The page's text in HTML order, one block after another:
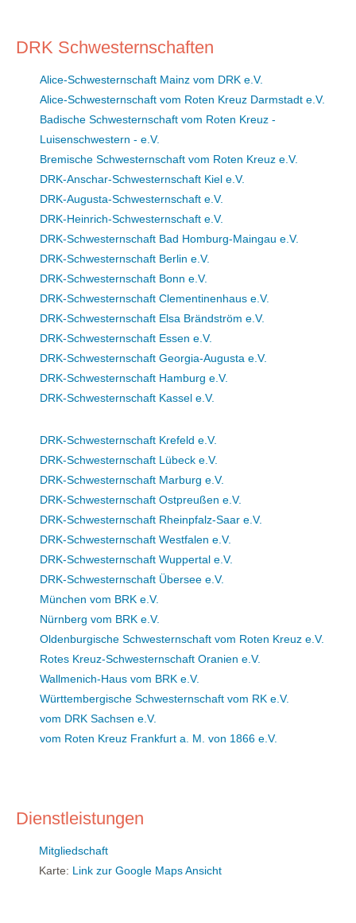
DRK Schwesternschaften
Alice-Schwesternschaft Mainz vom DRK e.V.
Alice-Schwesternschaft vom Roten Kreuz Darmstadt e.V.
Badische Schwesternschaft vom Roten Kreuz -
Luisenschwestern - e.V.
Bremische Schwesternschaft vom Roten Kreuz e.V.
DRK-Anschar-Schwesternschaft Kiel e.V.
DRK-Augusta-Schwesternschaft e.V.
DRK-Heinrich-Schwesternschaft e.V.
DRK-Schwesternschaft Bad Homburg-Maingau e.V.
DRK-Schwesternschaft Berlin e.V.
DRK-Schwesternschaft Bonn e.V.
DRK-Schwesternschaft Clementinenhaus e.V.
DRK-Schwesternschaft Elsa Brändström e.V.
DRK-Schwesternschaft Essen e.V.
DRK-Schwesternschaft Georgia-Augusta e.V.
DRK-Schwesternschaft Hamburg e.V.
DRK-Schwesternschaft Kassel e.V.
DRK-Schwesternschaft Krefeld e.V.
DRK-Schwesternschaft Lübeck e.V.
DRK-Schwesternschaft Marburg e.V.
DRK-Schwesternschaft Ostpreußen e.V.
DRK-Schwesternschaft Rheinpfalz-Saar e.V.
DRK-Schwesternschaft Westfalen e.V.
DRK-Schwesternschaft Wuppertal e.V.
DRK-Schwesternschaft Übersee e.V.
München vom BRK e.V.
Nürnberg vom BRK e.V.
Oldenburgische Schwesternschaft vom Roten Kreuz e.V.
Rotes Kreuz-Schwesternschaft Oranien e.V.
Wallmenich-Haus vom BRK e.V.
Württembergische Schwesternschaft vom RK e.V.
vom DRK Sachsen e.V.
vom Roten Kreuz Frankfurt a. M. von 1866 e.V.
Dienstleistungen
Mitgliedschaft
Karte: Link zur Google Maps Ansicht